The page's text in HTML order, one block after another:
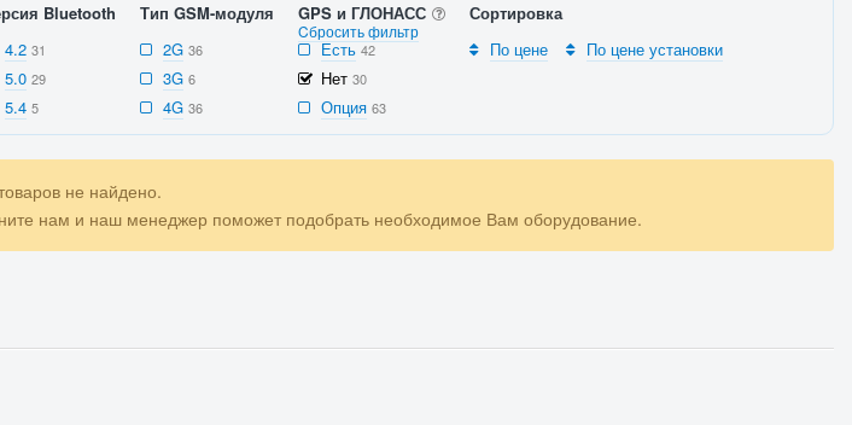
Bluetooth
4.2 31
5.0 29
5.4 5
Тип GSM-модуля
2G 36
3G 6
4G 36
GPS и ГЛОНАСС
Cбросить фильтр
Есть 42
Нет 30
Опция 63
Сортировка
По цене
По цене установки
не найдено.
нам и наш менеджер поможет подобрать необходимое Вам оборудование.